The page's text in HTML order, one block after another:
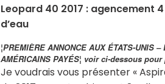
Leopard 40 2017 : agencement
d’eau
¦PREMIÈRE ANNONCE AUX ÉTATS-UNIS –
AMÉRICAINS PAYÉS¦ voir ci-dessous
Je voudrais vous présenter «